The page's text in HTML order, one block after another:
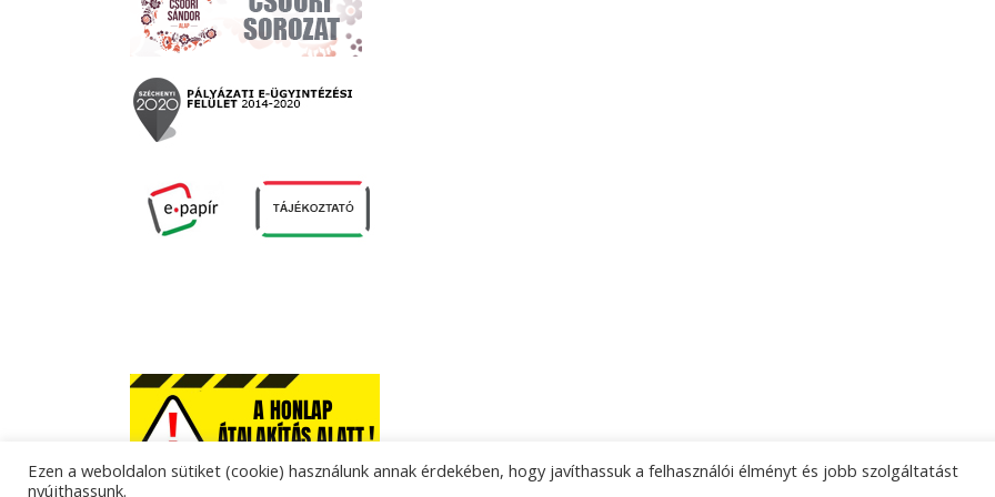
Ezen a weboldalon sütiket (cookie) használunk annak érdekében, hogy javíthassuk a felhasználói élményt és jobb szolgáltatást
nyújthassunk.